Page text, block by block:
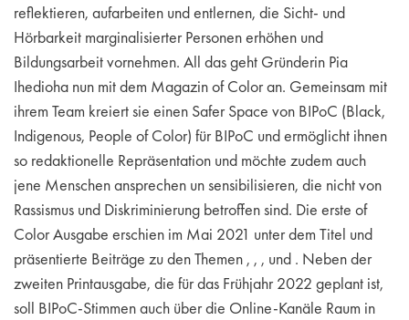
reflektieren, aufarbeiten und entlernen, die Sicht- und
Hörbarkeit marginalisierter Personen erhöhen und
Bildungsarbeit vornehmen. All das geht Gründerin Pia
Ihedioha nun mit dem Magazin of Color an. Gemeinsam mit
ihrem Team kreiert sie einen Safer Space von BIPoC (Black,
Indigenous, People of Color) für BIPoC und ermöglicht ihnen
so redaktionelle Repräsentation und möchte zudem auch
jene Menschen ansprechen un sensibilisieren, die nicht von
Rassismus und Diskriminierung betroffen sind. Die erste of
Color Ausgabe erschien im Mai 2021 unter dem Titel und
präsentierte Beiträge zu den Themen , , , und . Neben der
zweiten Printausgabe, die für das Frühjahr 2022 geplant ist,
soll BIPoC-Stimmen auch über die Online-Kanäle Raum in